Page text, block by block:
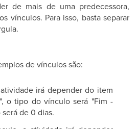
de mais de uma predecessora,
vínculos. Para isso, basta separar
de vínculos são:
irá depender do item
o tipo do vínculo será "Fim -
de 0 dias.